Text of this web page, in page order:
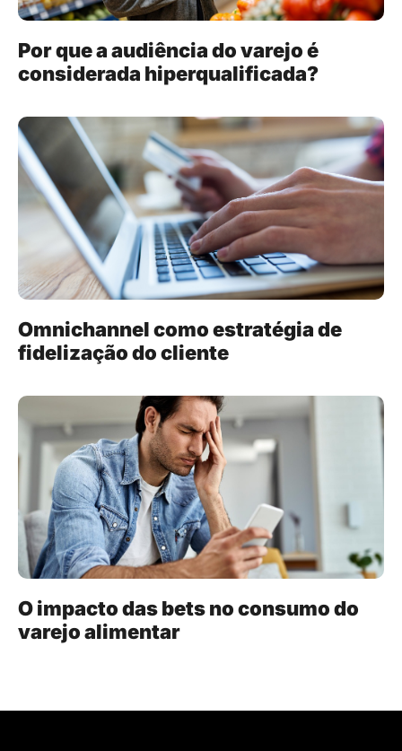
Por que a audiência do varejo é
considerada hiperqualificada?
Omnichannel como estratégia de
fidelização do cliente
O impacto das bets no consumo do
varejo alimentar